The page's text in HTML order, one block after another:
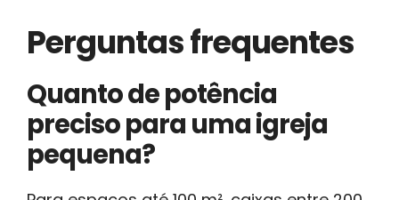
Perguntas frequentes
Quanto de potência
preciso para uma igreja
pequena?